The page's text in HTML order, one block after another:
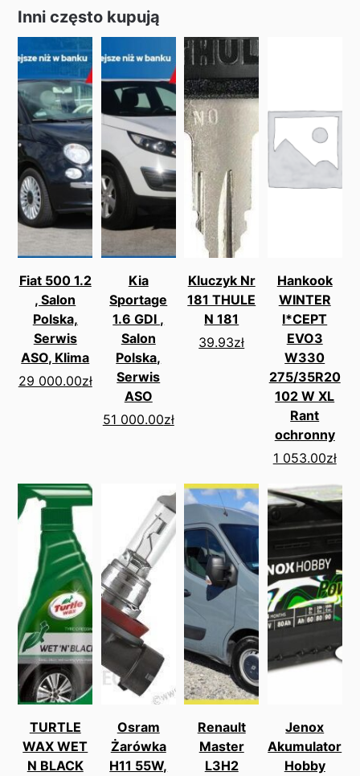
Inni często kupują
Fiat 500 1.2
, Salon
Polska,
Serwis
ASO, Klima
29 000.00zł
Kia
Sportage
1.6 GDI ,
Salon
Polska,
Serwis
ASO
51 000.00zł
Kluczyk Nr
181 THULE
N 181
39.93zł
Hankook
WINTER
I*CEPT
EVO3
W330
275/35R20
102 W XL
Rant
ochronny
1 053.00zł
TURTLE
WAX WET
N BLACK
Osram
Żarówka
H11 55W,
Renault
Master
L3H2
Jenox
Akumulator
Hobby